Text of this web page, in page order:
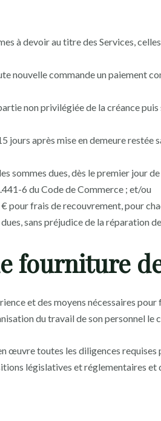
à devoir au titre des Services,
nouvelle commande un paiement
non privilégiée de la créance
jours après mise en demeure
sommes dues, dès le premier jour
6 du Code de Commerce ; et/ou
pour frais de recouvrement, pour
sans préjudice de la réparation
fourniture
et des moyens nécessaires
du travail de son personnel le
œuvre toutes les diligences requises
législatives et réglementaires et